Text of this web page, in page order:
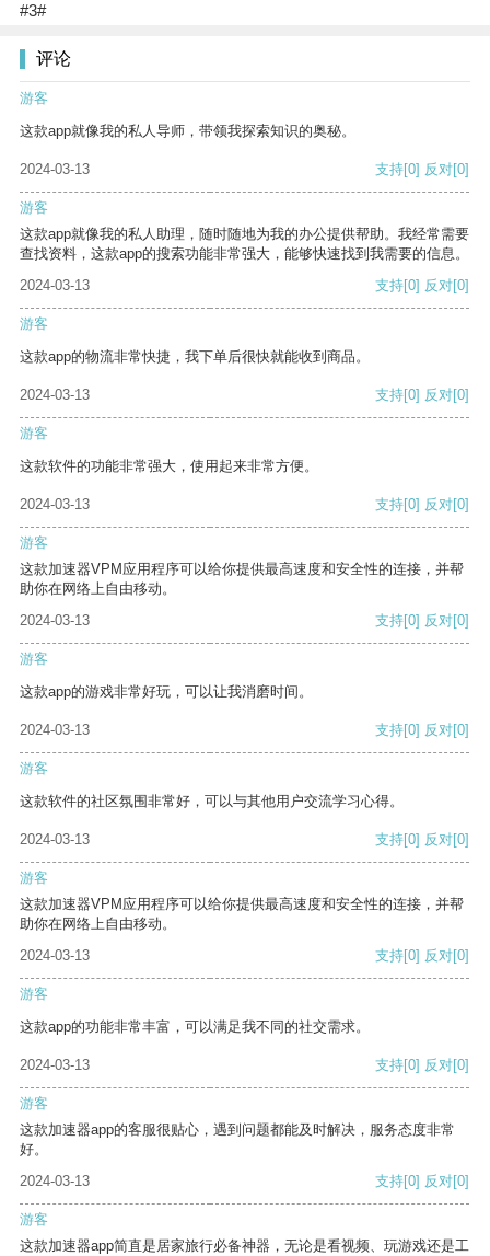
#3#
评论
游客
这款app就像我的私人导师，带领我探索知识的奥秘。
2024-03-13 支持[0] 反对[0]
游客
这款app就像我的私人助理，随时随地为我的办公提供帮助。我经常需要
查找资料，这款app的搜索功能非常强大，能够快速找到我需要的信息。
2024-03-13
支持[0] 反对[0]
游客
这款app的物流非常快捷，我下单后很快就能收到商品。
2024-03-13 支持[0] 反对[0]
游客
这款软件的功能非常强大，使用起来非常方便。
2024-03-13 支持[0] 反对[0]
游客
这款加速器VPM应用程序可以给你提供最高速度和安全性的连接，并帮
助你在网络上自由移动。
2024-03-13
支持[0] 反对[0]
游客
这款app的游戏非常好玩，可以让我消磨时间。
2024-03-13 支持[0] 反对[0]
游客
这款软件的社区氛围非常好，可以与其他用户交流学习心得。
2024-03-13 支持[0] 反对[0]
游客
这款加速器VPM应用程序可以给你提供最高速度和安全性的连接，并帮
助你在网络上自由移动。
2024-03-13
支持[0] 反对[0]
游客
这款app的功能非常丰富，可以满足我不同的社交需求。
2024-03-13 支持[0] 反对[0]
游客
这款加速器app的客服很贴心，遇到问题都能及时解决，服务态度非常
好。
2024-03-13
支持[0] 反对[0]
游客
这款加速器app简直是居家旅行必备神器，无论是看视频、玩游戏还是工